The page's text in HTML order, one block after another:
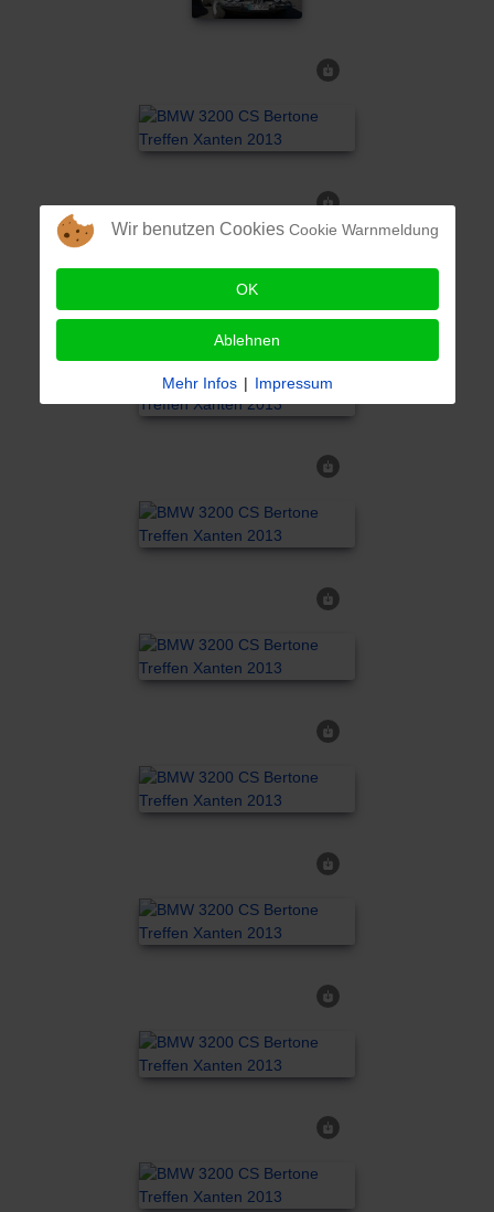
Wir benutzen Cookies Cookie Warnmeldung
OK
Ablehnen
Mehr Infos | Impressum